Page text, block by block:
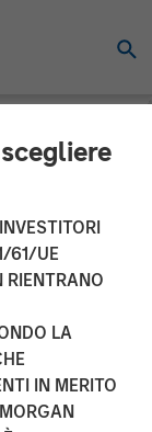
61/UE
RIENTRANO
LA
IN MERITO